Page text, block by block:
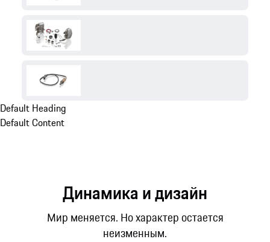
Default Heading
Default Content
Динамика и дизайн
Мир меняется. Но характер остается
неизменным.